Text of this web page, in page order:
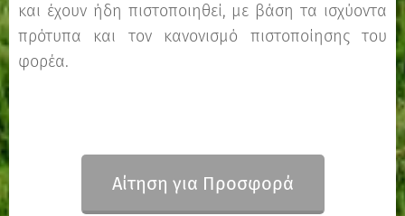
και έχουν ήδη πιστοποιηθεί, με βάση τα ισχύοντα
πρότυπα και τον κανονισμό πιστοποίησης του
φορέα.
Αίτηση για Προσφορά